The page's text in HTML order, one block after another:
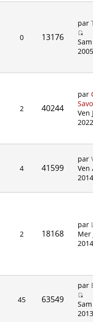
0 13176
par
2 40244
par
Ven
4 41599
par
Ven
2 18168
par
Mer
45 63549
par